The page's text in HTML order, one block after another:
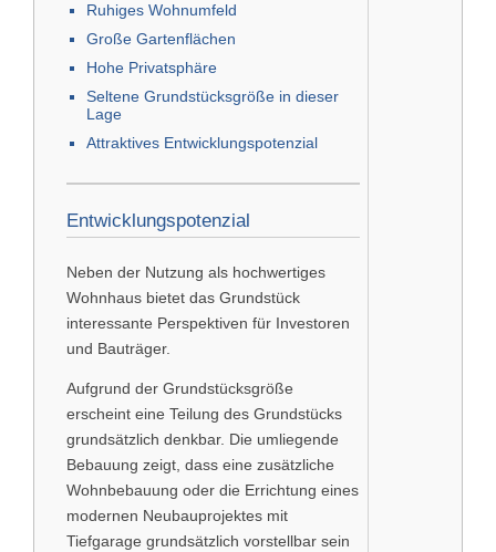
Ruhiges Wohnumfeld
Große Gartenflächen
Hohe Privatsphäre
Seltene Grundstücksgröße in dieser
Lage
Attraktives Entwicklungspotenzial
Entwicklungspotenzial
Neben der Nutzung als hochwertiges
Wohnhaus bietet das Grundstück
interessante Perspektiven für Investoren
und Bauträger.
Aufgrund der Grundstücksgröße
erscheint eine Teilung des Grundstücks
grundsätzlich denkbar. Die umliegende
Bebauung zeigt, dass eine zusätzliche
Wohnbebauung oder die Errichtung eines
modernen Neubauprojektes mit
Tiefgarage grundsätzlich vorstellbar sein